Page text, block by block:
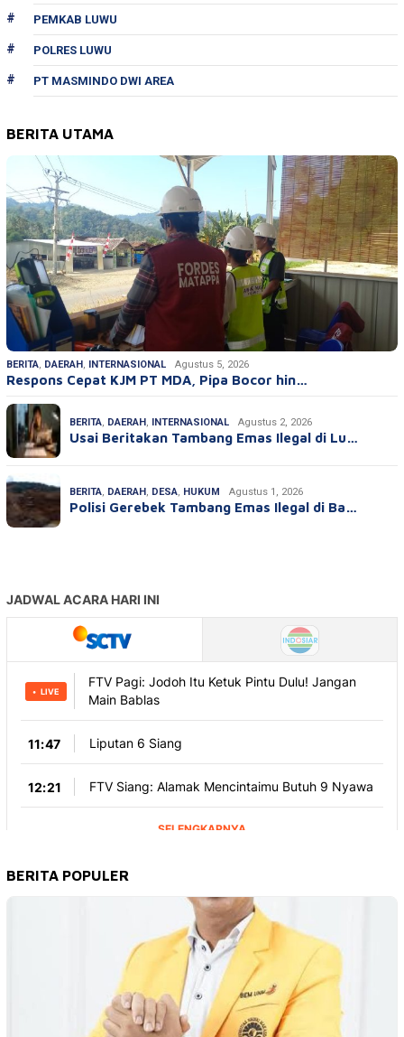
PEMKAB LUWU
POLRES LUWU
PT MASMINDO DWI AREA
BERITA UTAMA
BERITA, DAERAH, INTERNASIONAL Agustus 5, 2026
Respons Cepat KJM PT MDA, Pipa Bocor hin…
BERITA, DAERAH, INTERNASIONAL Agustus 2, 2026
Usai Beritakan Tambang Emas Ilegal di Lu…
BERITA, DAERAH, DESA, HUKUM Agustus 1, 2026
Polisi Gerebek Tambang Emas Ilegal di Ba…
BERITA POPULER